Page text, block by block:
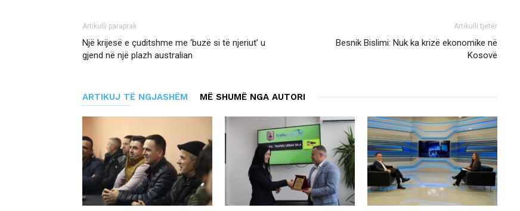
Artikulli paraprak
Një krijesë e çuditshme me ‘buzë si të njeriut’ u
gjend në një plazh australian
Artikulli tjetër
Besnik Bislimi: Nuk ka krizë ekonomike në
Kosovë
ARTIKUJ TË NGJASHËM MË SHUMË NGA AUTORI